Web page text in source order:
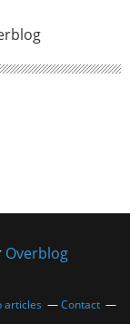
Overblog
articles
Contact